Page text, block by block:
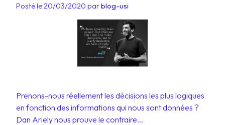
Posté le 20/03/2020 parblog-usi
Prenons-nous réellement les décisions les plus logiques
en fonction des informations qui nous sont données ?
Dan Ariely nous prouve le contraire...